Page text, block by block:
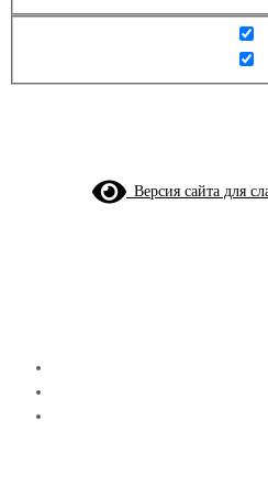
Версия сайта для